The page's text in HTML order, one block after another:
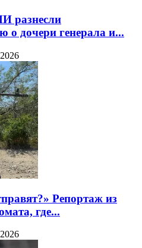
разнесли
о дочери генерала и...
Репортаж из
где...